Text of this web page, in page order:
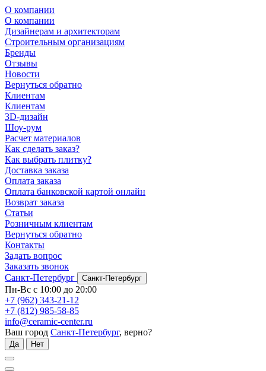
О компании
О компании
Дизайнерам и архитекторам
Строительным организациям
Бренды
Отзывы
Новости
Вернуться обратно
Клиентам
Клиентам
3D-дизайн
Шоу-рум
Расчет материалов
Как сделать заказ?
Как выбрать плитку?
Доставка заказа
Оплата заказа
Оплата банковской картой онлайн
Возврат заказа
Статьи
Розничным клиентам
Вернуться обратно
Контакты
Задать вопрос
Заказать звонок
Санкт-Петербург
Санкт-Петербург
Пн-Вс с 10:00 до 20:00
+7 (962) 343-21-12
+7 (812) 985-58-85
info@ceramic-center.ru
Ваш город Санкт-Петербург, верно?
Да Нет